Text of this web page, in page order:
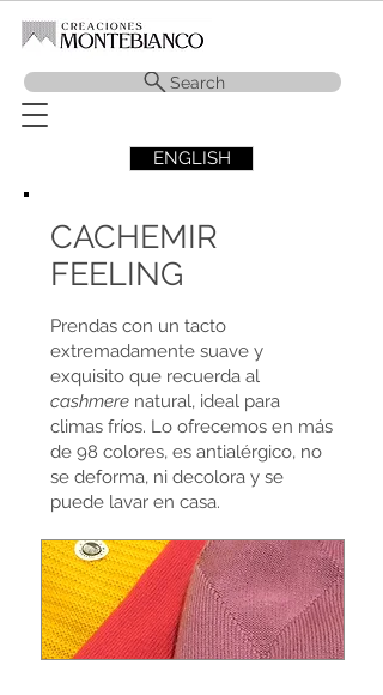
Search
ENGLISH
CACHEMIR
FEELING
Prendas con un tacto
extremadamente suave y
exquisito que recuerda al
cashmere natural, ideal para
climas fríos. Lo ofrecemos en más
de 98 colores, es antialérgico, no
se deforma, ni decolora y se
puede lavar en casa.